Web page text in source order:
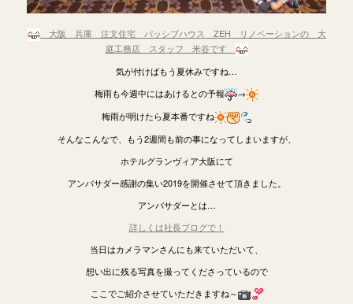
大阪 兵庫 注文住宅 パッシブハウス ZEH リノベーションの 大
庭工務店 スタッフ 米谷です
気が付けばもう夏休みですね…
梅雨も今週中にはあけるとの予報
→
梅雨が明けたら夏本番ですね
そんなこんなで、もう2週間も前の事になってしまいますが、
ホテルグランヴィア大阪にて
アンバサダー感謝の集い2019を開催させて頂きました。
アンバサダーとは…
詳しくは社長ブログで！
当日はカメラマンさんにも来ていただいて、
想い出に残る写真を撮ってくださっているので
ここでご紹介させていただきますね～